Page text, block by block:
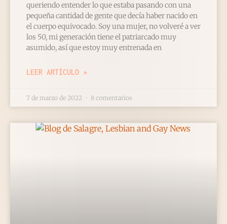
queriendo entender lo que estaba pasando con una
pequeña cantidad de gente que decía haber nacido en
el cuerpo equivocado. Soy una mujer, no volveré a ver
los 50, mi generación tiene el patriarcado muy
asumido, así que estoy muy entrenada en
LEER ARTÍCULO »
7 de marzo de 2022 8 comentarios